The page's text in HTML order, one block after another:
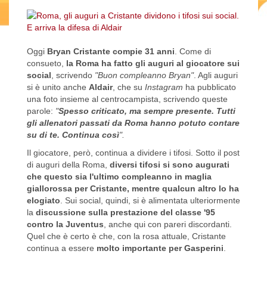
Oggi Bryan Cristante compie 31 anni. Come di
consueto, la Roma ha fatto gli auguri al giocatore sui
social, scrivendo "Buon compleanno Bryan". Agli auguri
si è unito anche Aldair, che su Instagram ha pubblicato
una foto insieme al centrocampista, scrivendo queste
parole: "Spesso criticato, ma sempre presente. Tutti
gli allenatori passati da Roma hanno potuto contare
su di te. Continua così".
Il giocatore, però, continua a dividere i tifosi. Sotto il post
di auguri della Roma, diversi tifosi si sono augurati
che questo sia l'ultimo compleanno in maglia
giallorossa per Cristante, mentre qualcun altro lo ha
elogiato. Sui social, quindi, si è alimentata ulteriormente
la discussione sulla prestazione del classe '95
contro la Juventus, anche qui con pareri discordanti.
Quel che è certo è che, con la rosa attuale, Cristante
continua a essere molto importante per Gasperini.